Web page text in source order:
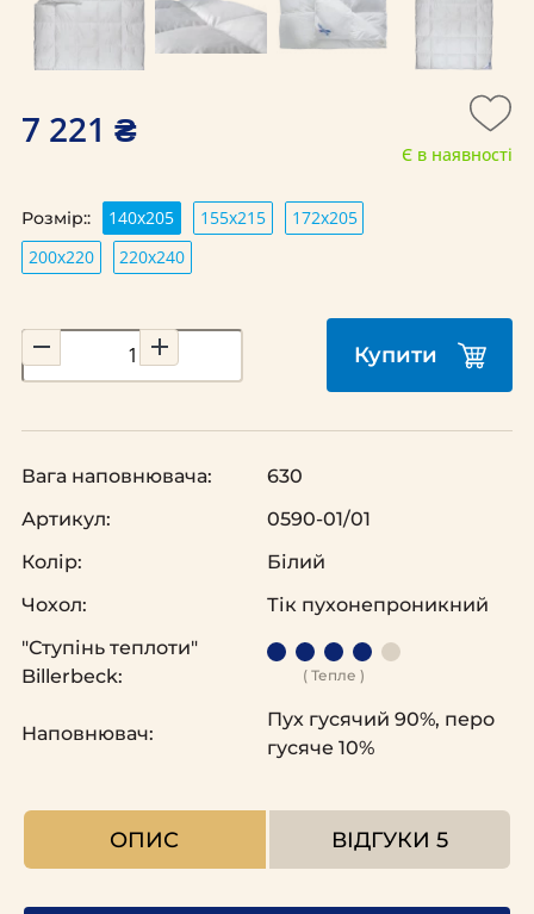
7 221 ₴
Є в наявності
Розмір:: 140х205 155х215
172х205
200х220
220х240
Купити
Вага наповнювача:
630
Артикул:
0590-01/01
Колір:
Білий
Чохол:
Тік пухонепроникний
"Ступінь теплоти"
Billerbeck:
( Тепле )
Наповнювач:
Пух гусячий 90%, перо
гусяче 10%
ОПИС ВІДГУКИ 5